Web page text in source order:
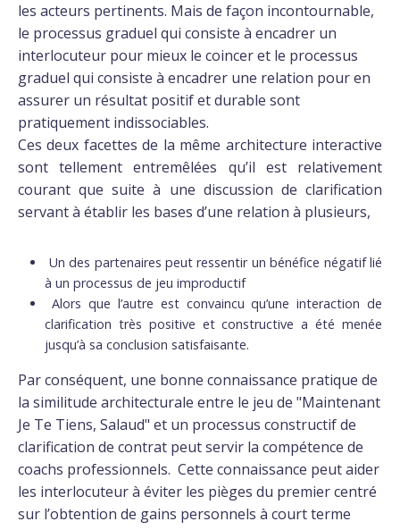
les acteurs pertinents. Mais de façon incontournable,
le processus graduel qui consiste à encadrer un
interlocuteur pour mieux le coincer et le processus
graduel qui consiste à encadrer une relation pour en
assurer un résultat positif et durable sont
pratiquement indissociables.
Ces deux facettes de la même architecture interactive
sont tellement entremêlées qu’il est relativement
courant que suite à une discussion de clarification
servant à établir les bases d’une relation à plusieurs,
Un des partenaires peut ressentir un bénéfice négatif lié
à un processus de jeu improductif
Alors que l’autre est convaincu qu’une interaction de
clarification très positive et constructive a été menée
jusqu’à sa conclusion satisfaisante.
Par conséquent, une bonne connaissance pratique de
la similitude architecturale entre le jeu de "Maintenant
Je Te Tiens, Salaud" et un processus constructif de
clarification de contrat peut servir la compétence de
coachs professionnels. Cette connaissance peut aider
les interlocuteur à éviter les pièges du premier centré
sur l’obtention de gains personnels à court terme